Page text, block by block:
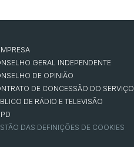
GERAL INDEPENDENTE
DE OPINIÃO
DE CONCESSÃO DO SERVIÇO
DE RÁDIO E TELEVISÃO
DAS DEFINIÇÕES DE COOKIES